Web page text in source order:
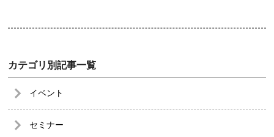
カテゴリ別記事一覧
イベント
セミナー